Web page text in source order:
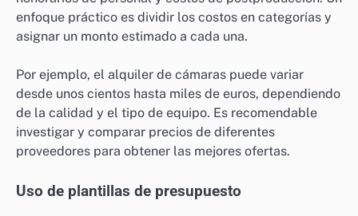
enfoque práctico es dividir los costos en categorías y
asignar un monto estimado a cada una.
Por ejemplo, el alquiler de cámaras puede variar
desde unos cientos hasta miles de euros, dependiendo
de la calidad y el tipo de equipo. Es recomendable
investigar y comparar precios de diferentes
proveedores para obtener las mejores ofertas.
Uso de plantillas de presupuesto